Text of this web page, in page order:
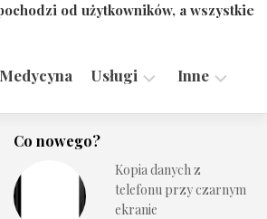
od użytkowników, a wszystkie
Medycyna Usługi
Technologie
Inne
Co nowego?
Kopia danych z
telefonu przy czarnym
ekranie